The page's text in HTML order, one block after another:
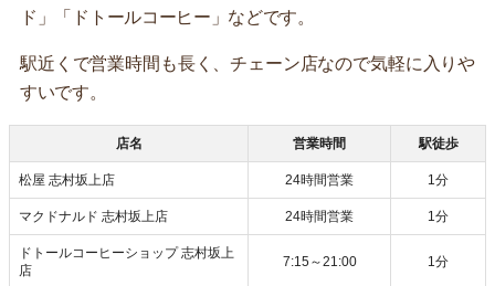
ド」「ドトールコーヒー」などです。
駅近くで営業時間も長く、チェーン店なので気軽に入りや
すいです。
店名 営業時間 駅徒歩
松屋 志村坂上店 24時間営業 1分
マクドナルド 志村坂上店 24時間営業 1分
ドトールコーヒーショップ 志村坂上
店
7:15～21:00 1分